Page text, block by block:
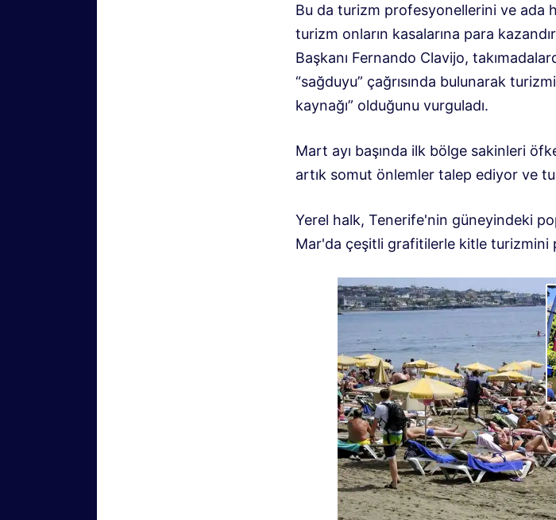
Bu da turizm profesyonellerini ve ada
turizm onların kasalarına para
Başkanı Fernando Clavijo,
“sağduyu” çağrısında bulunarak
kaynağı” olduğunu vurguladı.
Mart ayı başında ilk bölge sakinleri
artık somut önlemler talep ediyor ve
Yerel halk, Tenerife'nin güneyindeki
Mar'da çeşitli grafitilerle kitle turizmini